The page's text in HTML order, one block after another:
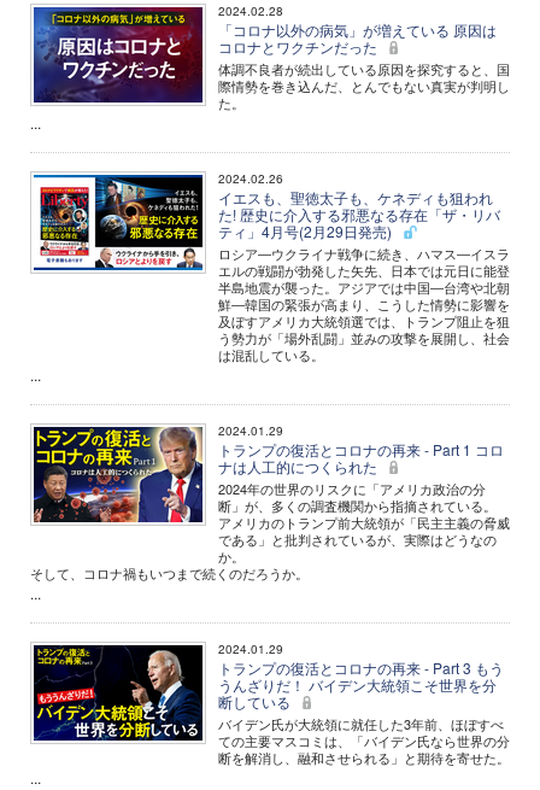
2024.02.28
「コロナ以外の病気」が増えている 原因は
コロナとワクチンだった
体調不良者が続出している原因を探究すると、国
際情勢を巻き込んだ、とんでもない真実が判明し
た。
...
2024.02.26
イエスも、聖徳太子も、ケネディも狙われ
た! 歴史に介入する邪悪なる存在「ザ・リバ
ティ」4月号(2月29日発売)
ロシア―ウクライナ戦争に続き、ハマス―イスラ
エルの戦闘が勃発した矢先、日本では元日に能登
半島地震が襲った。アジアでは中国―台湾や北朝
鮮―韓国の緊張が高まり、こうした情勢に影響を
及ぼすアメリカ大統領選では、トランプ阻止を狙
う勢力が「場外乱闘」並みの攻撃を展開し、社会
は混乱している。
...
2024.01.29
トランプの復活とコロナの再来 - Part 1 コロ
ナは人工的につくられた
2024年の世界のリスクに「アメリカ政治の分
断」が、多くの調査機関から指摘されている。
アメリカのトランプ前大統領が「民主主義の脅威
である」と批判されているが、実際はどうなの
か。
そして、コロナ禍もいつまで続くのだろうか。
...
2024.01.29
トランプの復活とコロナの再来 - Part 3 もう
うんざりだ！ バイデン大統領こそ世界を分
断している
バイデン氏が大統領に就任した3年前、ほぼすべ
ての主要マスコミは、「バイデン氏なら世界の分
断を解消し、融和させられる」と期待を寄せた。
...